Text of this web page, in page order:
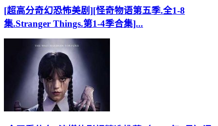
[超高分奇幻恐怖美剧][怪奇物语第五季.全1-8
集.Stranger Things.第1-4季合集]...